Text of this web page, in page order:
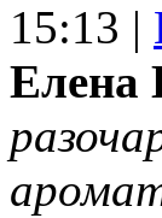
15:13 |
Елена